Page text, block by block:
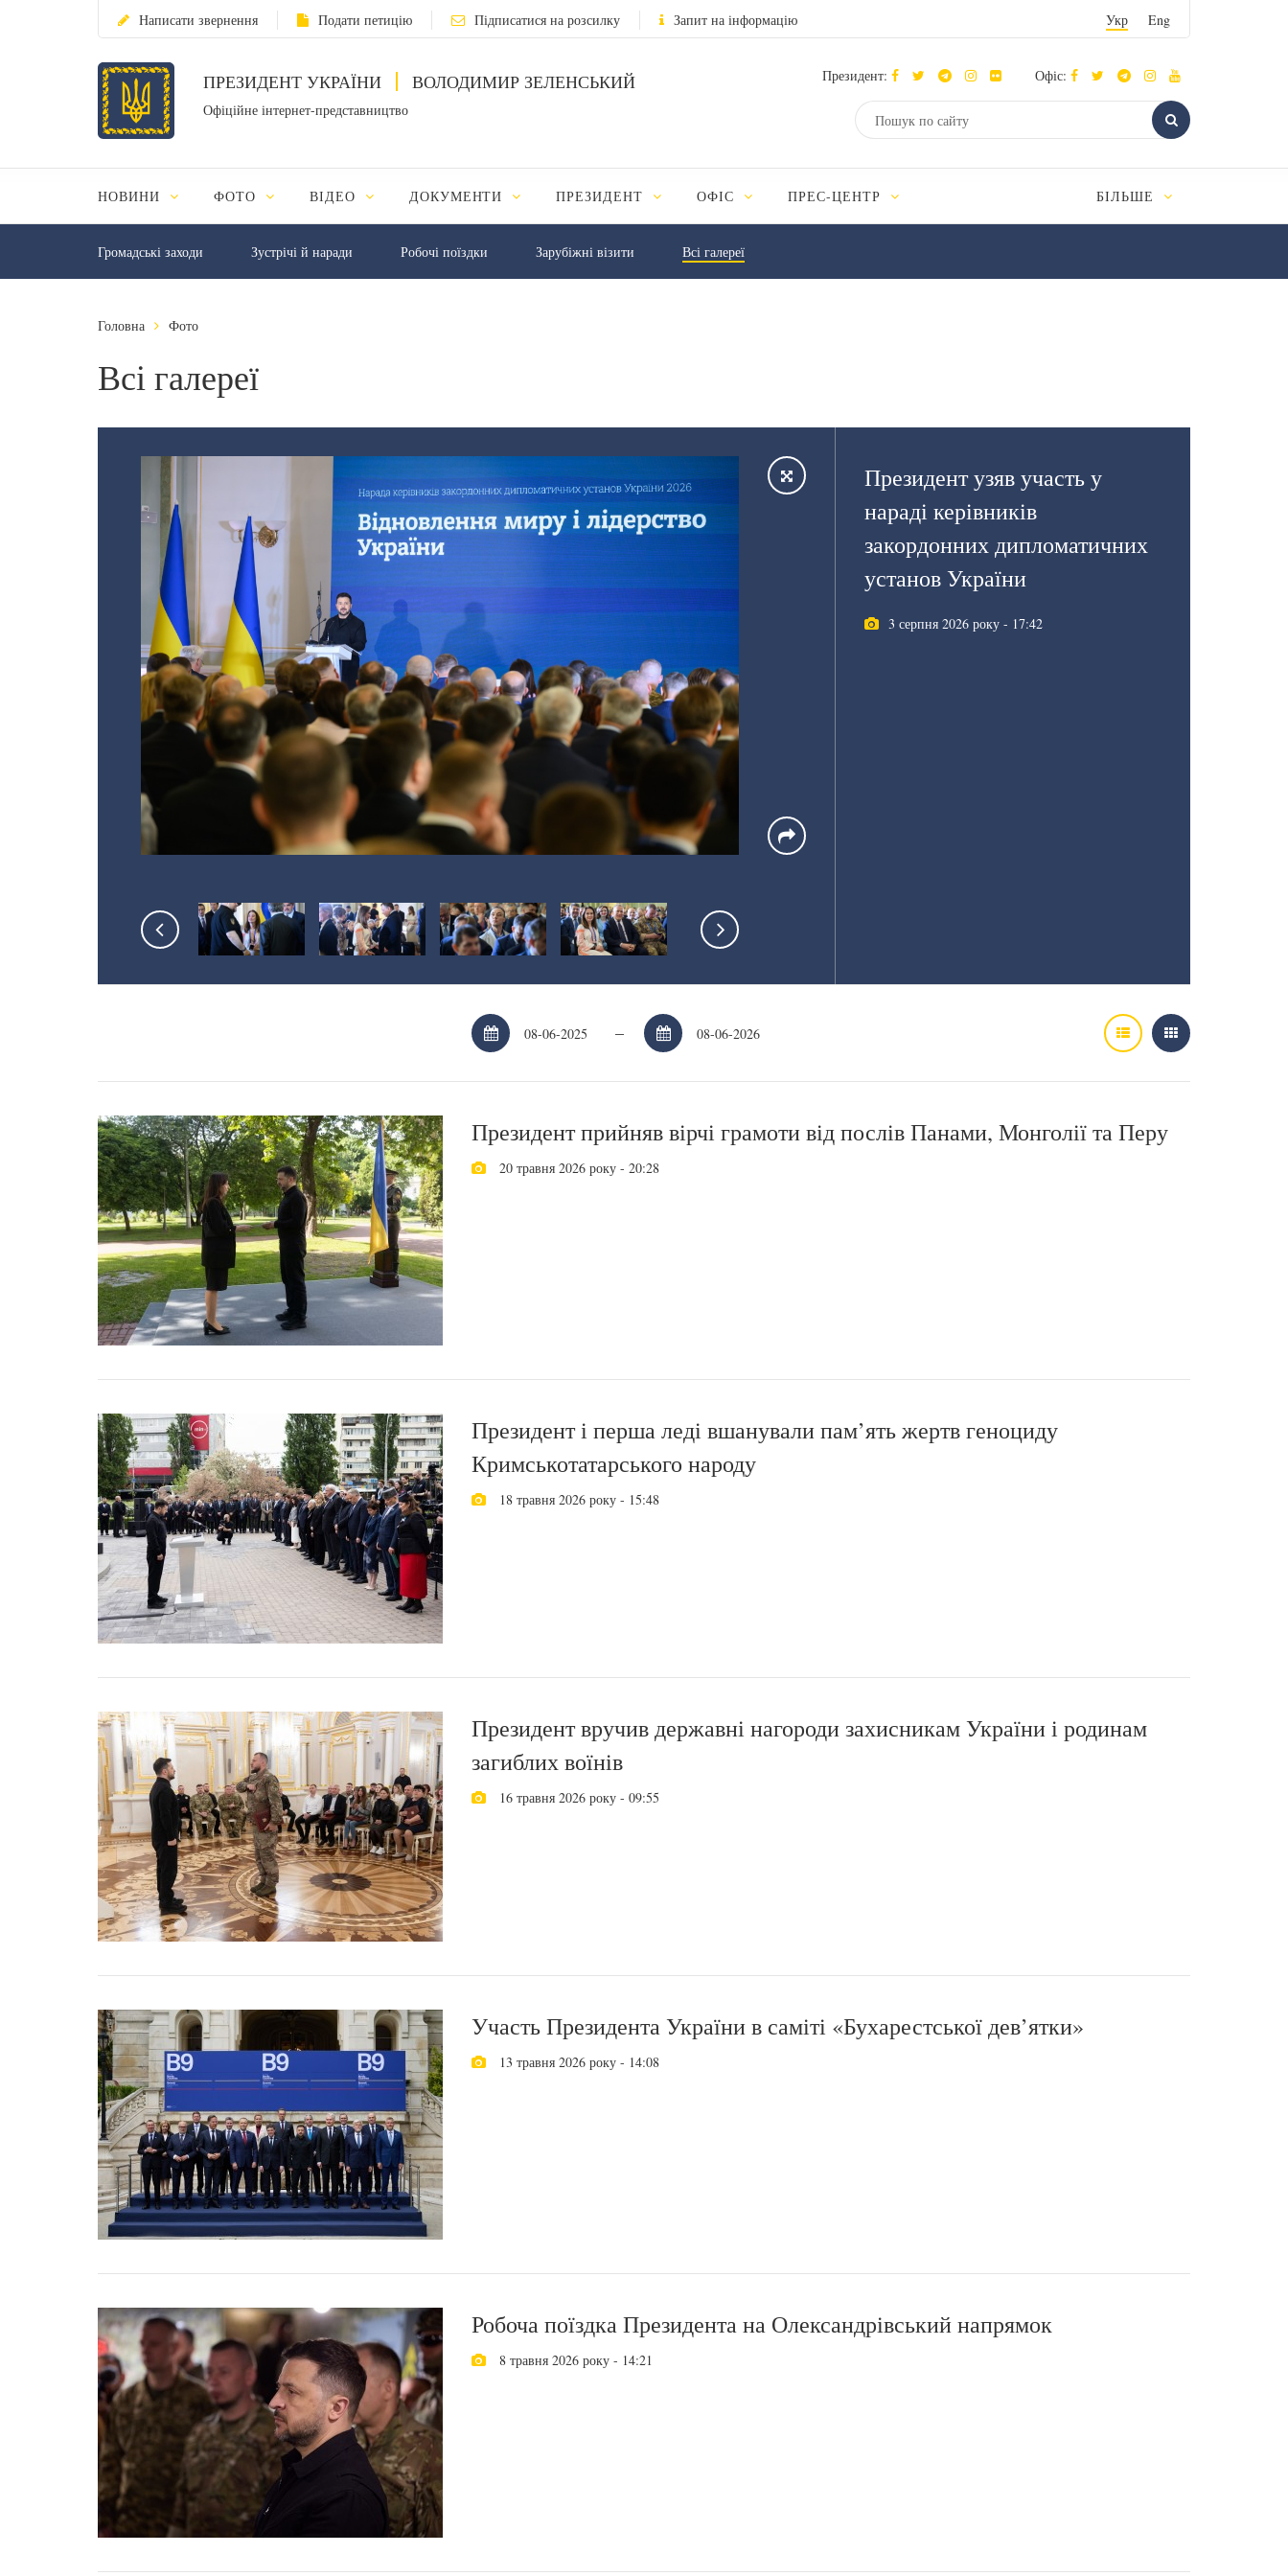
Написати звернення Подати петицію Підписатися на розсилку Запит на інформацію Укр Eng
ПРЕЗИДЕНТ УКРАЇНИ ВОЛОДИМИР ЗЕЛЕНСЬКИЙ
Офіційне інтернет-представництво
Президент: Офіс:
НОВИНИ ФОТО ВІДЕО ДОКУМЕНТИ ПРЕЗИДЕНТ ОФІС ПРЕС-ЦЕНТР БІЛЬШЕ
Громадські заходи Зустрічі й наради Робочі поїздки Зарубіжні візити Всі галереї
Головна Фото
Всі галереї
Президент узяв участь у
нараді керівників
закордонних дипломатичних
установ України
3 серпня 2026 року - 17:42
–
Президент прийняв вірчі грамоти від послів Панами, Монголії та Перу
20 травня 2026 року - 20:28
Президент і перша леді вшанували пам’ять жертв геноциду
Кримськотатарського народу
18 травня 2026 року - 15:48
Президент вручив державні нагороди захисникам України і родинам
загиблих воїнів
16 травня 2026 року - 09:55
Участь Президента України в саміті «Бухарестської дев’ятки»
13 травня 2026 року - 14:08
Робоча поїздка Президента на Олександрівський напрямок
8 травня 2026 року - 14:21